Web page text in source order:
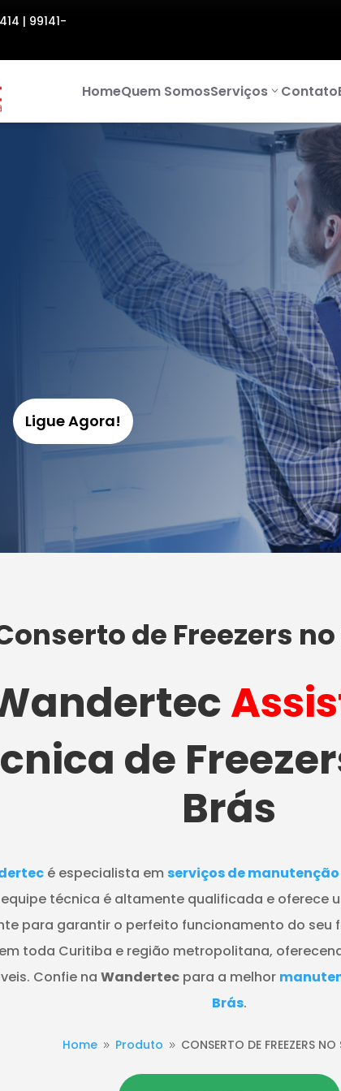
| 99141-
HomeQuem SomosServiços Contato
Ligue Agora!
de Freezers no
de
Brás
é especialista em serviços de manutenção
equipe técnica é altamente qualificada e oferece
para garantir o perfeito funcionamento do seu
toda Curitiba e região metropolitana,
Confie na Wandertec para a melhor
Brás.
Home 9 Produto 9 CONSERTO DE FREEZERS